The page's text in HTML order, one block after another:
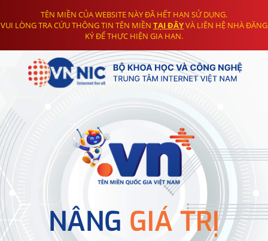
TÊN MIỀN CỦA WEBSITE NÀY ĐÃ HẾT HẠN SỬ DỤNG.
VUI LÒNG TRA CỨU THÔNG TIN TÊN MIỀN TẠI ĐÂYVÀ LIÊN HỆ NHÀ ĐĂNG
KÝ ĐỂ THỰC HIỆN GIA HẠN.
NÂNG GIÁ TRỊ